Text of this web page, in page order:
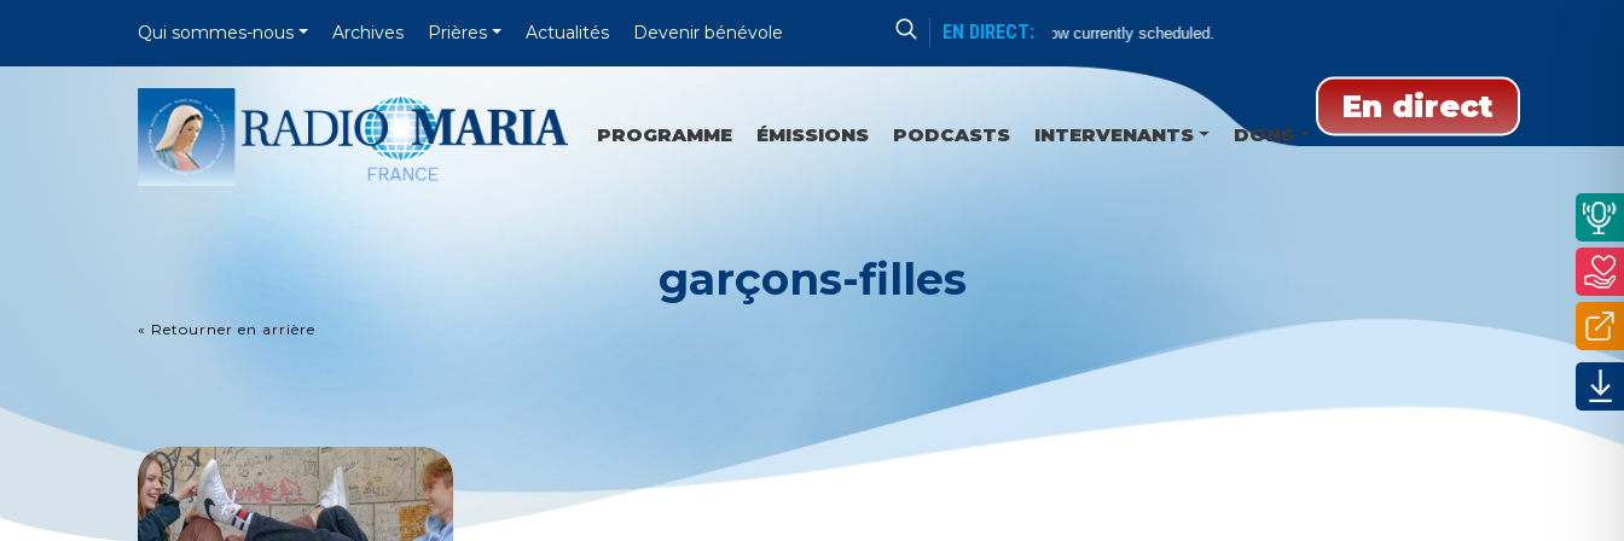
Qui sommes-nous Archives Prières Actualités Devenir bénévole EN DIRECT:No Show currently scheduled.
En direct
PROGRAMME ÉMISSIONS PODCASTS INTERVENANTS DONS
garçons-filles
« Retourner en arrière